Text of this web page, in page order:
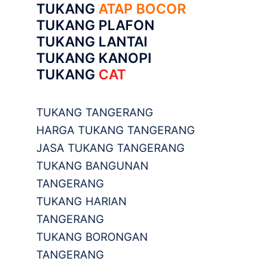
TUKANG ATAP BOCOR
TUKANG PLAFON
TUKANG LANTAI
TUKANG KANOPI
TUKANG CAT
TUKANG TANGERANG
HARGA TUKANG TANGERANG
JASA TUKANG TANGERANG
TUKANG BANGUNAN
TANGERANG
TUKANG HARIAN
TANGERANG
TUKANG BORONGAN
TANGERANG